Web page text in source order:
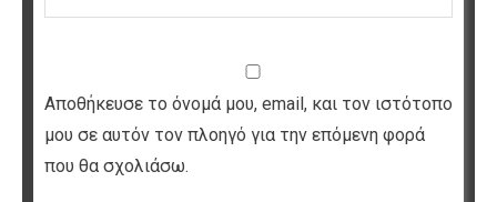
Αποθήκευσε το όνομά μου, email, και τον ιστότοπο
μου σε αυτόν τον πλοηγό για την επόμενη φορά
που θα σχολιάσω.